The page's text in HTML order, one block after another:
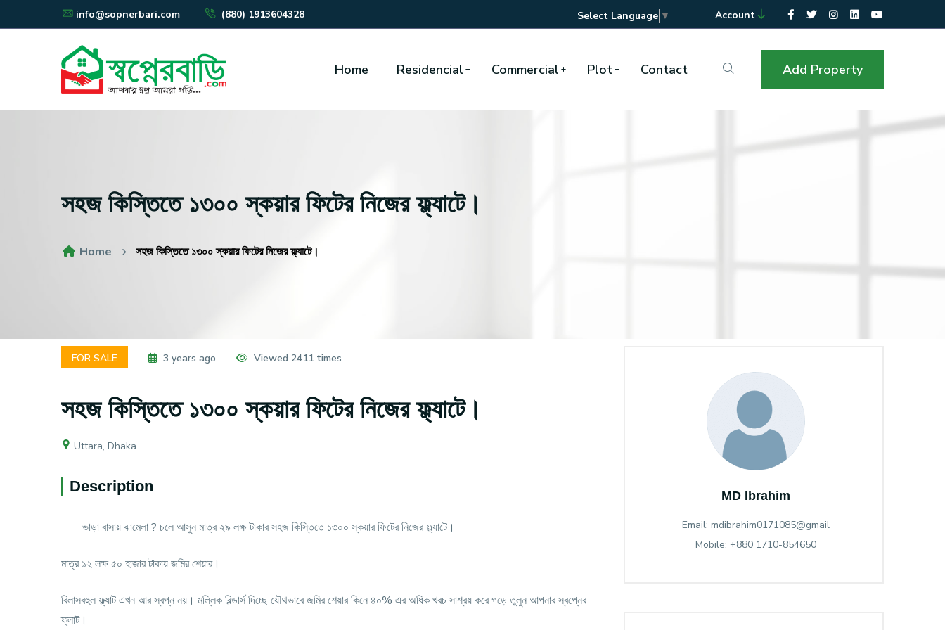
info@sopnerbari.com (880) 1913604328 Select Language ▼ Account
Home Residencial Commercial Plot Contact Add Property
সহজ কিস্তিতে ১৩০০ স্কয়ার ফিটের নিজের ফ্ল্যাটে।
Home সহজ কিস্তিতে ১৩০০ স্কয়ার ফিটের নিজের ফ্ল্যাটে।
FOR SALE 3 years ago Viewed 2411 times
সহজ কিস্তিতে ১৩০০ স্কয়ার ফিটের নিজের ফ্ল্যাটে।
Uttara, Dhaka
Description
ভাড়া বাসায় ঝামেলা ? চলে আসুন মাত্র ২৯ লক্ষ টাকার সহজ কিস্তিতে ১৩০০ স্কয়ার ফিটের নিজের ফ্ল্যাটে।
মাত্র ১২ লক্ষ ৫০ হাজার টাকায় জমির শেয়ার।
বিলাসবহুল ফ্ল্যাট এখন আর স্বপ্ন নয়। মল্লিক বিল্ডার্স দিচ্ছে যৌথভাবে জমির শেয়ার কিনে ৪০% এর অধিক খরচ সাশ্রয় করে গড়ে তুলুন আপনার স্বপ্নের
ফ্লাট।
MD Ibrahim
Email: mdibrahim0171085@gmail
Mobile: +880 1710-854650